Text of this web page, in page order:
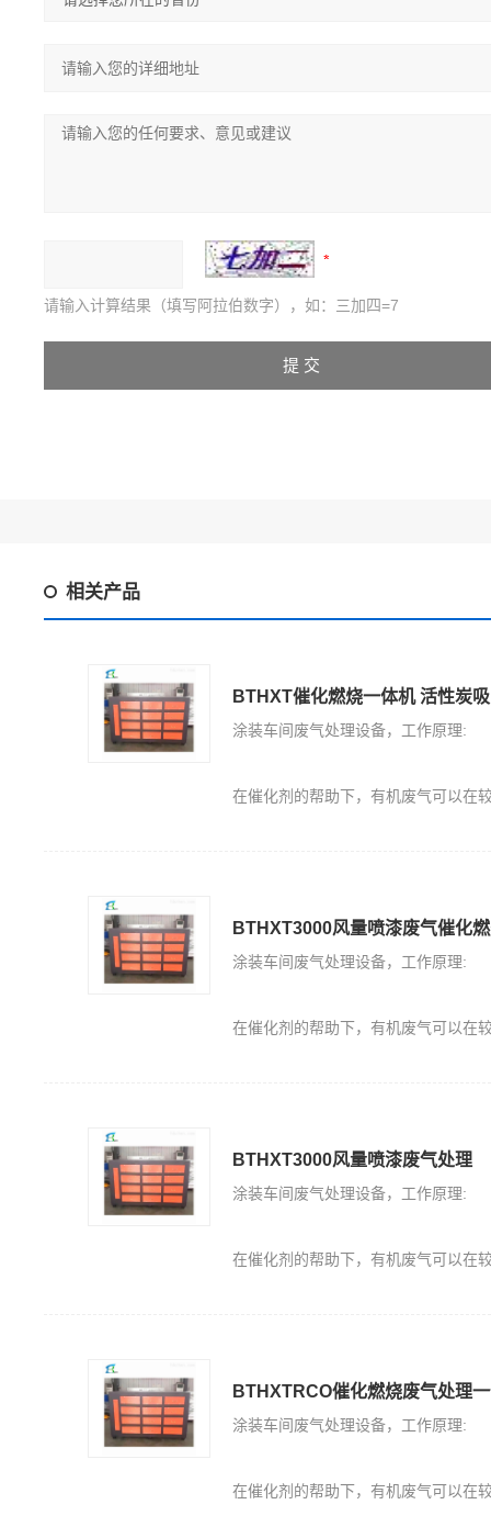
请输入计算结果（填写阿拉伯数字），如：三加四=7
相关产品
BTHXT催化燃烧一体机 活性炭
涂装车间废气处理设备，工作原理:
在催化剂的帮助下，有机废气可以在较低的点火温度下无焰燃烧，有机废气可以分解成无毒的
BTHXT3000风量喷漆废气催化
涂装车间废气处理设备，工作原理:
在催化剂的帮助下，有机废气可以在较低的点火温度下无焰燃烧，有机废气可以分解成无毒的
BTHXT3000风量喷漆废气处理
涂装车间废气处理设备，工作原理:
在催化剂的帮助下，有机废气可以在较低的点火温度下无焰燃烧，有机废气可以分解成无毒的
BTHXTRCO催化燃烧废气处理
涂装车间废气处理设备，工作原理:
在催化剂的帮助下，有机废气可以在较低的点火温度下无焰燃烧，有机废气可以分解成无毒的